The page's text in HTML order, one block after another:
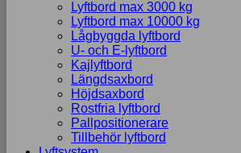
Lyftbord max 3000 kg
Lyftbord max 10000 kg
Lågbyggda lyftbord
U- och E-lyftbord
Kajlyftbord
Längdsaxbord
Höjdsaxbord
Rostfria lyftbord
Pallpositionerare
Tillbehör lyftbord